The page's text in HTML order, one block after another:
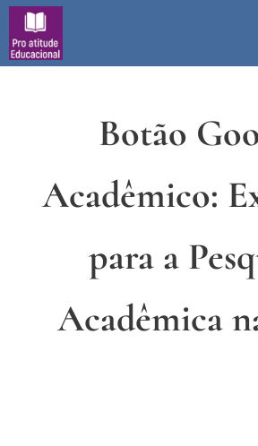
Botão
Acadêmico:
para a
Acadêmica